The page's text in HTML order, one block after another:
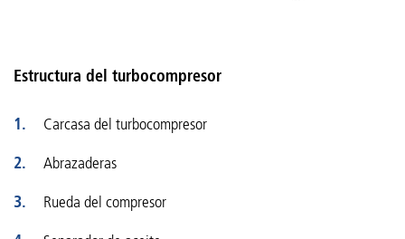
Estructura del turbocompresor
Carcasa del turbocompresor
Abrazaderas
Rueda del compresor